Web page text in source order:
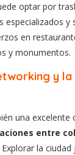
optar por
especializados y
en
y monumentos.
y la
una excelente
entre
Explorar la